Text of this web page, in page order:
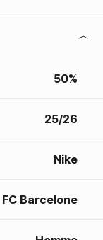
50%
25/26
Nike
FC Barcelone